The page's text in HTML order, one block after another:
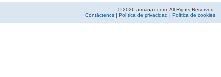
© 2026 armanax.com. All Rights Reserved.
Contáctenos | Política de privacidad | Política de cookies